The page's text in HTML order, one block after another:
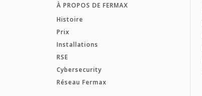
À PROPOS DE FERMAX
Histoire
Prix
Installations
RSE
Cybersecurity
Réseau Fermax